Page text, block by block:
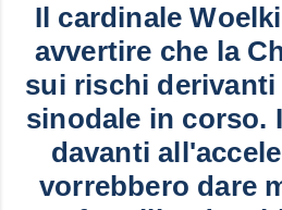
Il cardinale
avvertire che la
sui rischi derivanti
sinodale in corso.
davanti
vorrebbero dare